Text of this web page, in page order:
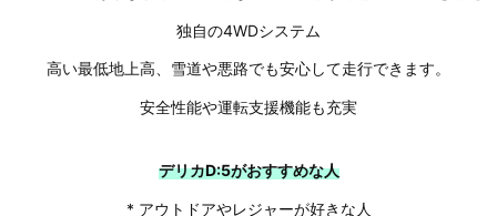
独自の4WDシステム
高い最低地上高、雪道や悪路でも安心して走行できます。
安全性能や運転支援機能も充実
デリカD:5がおすすめな人
* アウトドアやレジャーが好きな人